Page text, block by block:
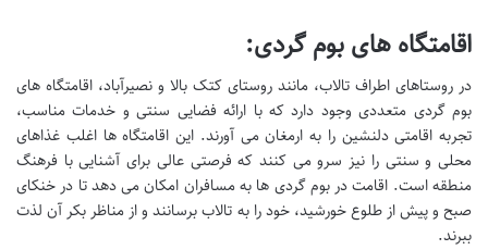
اقامتگاه های بوم گردی:
در روستاهای اطراف تالاب، مانند روستای کتک بالا و نصیرآباد، اقامتگاه های
بوم گردی متعددی وجود دارد که با ارائه فضایی سنتی و خدمات مناسب،
تجربه اقامتی دلنشین را به ارمغان می آورند. این اقامتگاه ها اغلب غذاهای
محلی و سنتی را نیز سرو می کنند که فرصتی عالی برای آشنایی با فرهنگ
منطقه است. اقامت در بوم گردی ها به مسافران امکان می دهد تا در خنکای
صبح و پیش از طلوع خورشید، خود را به تالاب برسانند و از مناظر بکر آن لذت
ببرند.